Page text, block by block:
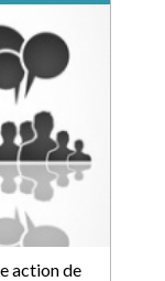
action de